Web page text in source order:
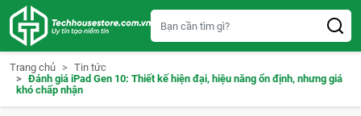
n
Trang chủ
Tin tức
Đánh giá iPad Gen 10: Thiết kế hiện đại, hiệu năng ổn định, nhưng giá
khó chấp nhận